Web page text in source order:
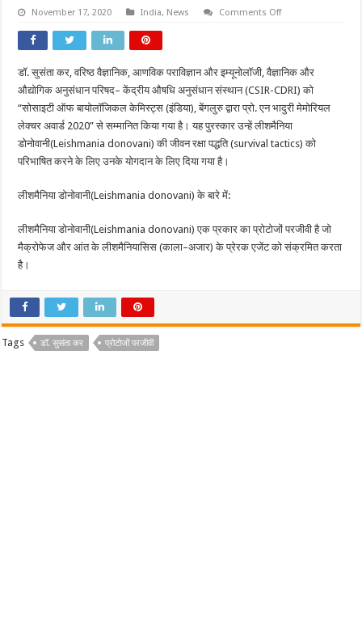
November 17, 2020 India, News Comments Offon
प्रो.
ए.
एन.
भादुड़ी
मेमोरियल
लेक्चर
अवार्ड-2020
से
किया
डॉ.सुसंता कर,वरिष्ठ वैज्ञानिक,आणविक पराविज्ञान और इम्यूनोलॉजी,वैज्ञानिक और
औद्योगिक अनुसंधान परिषद–केंद्रीय औषधि अनुसंधान संस्थान(CSIR-CDRI)को
“सोसाइटी ऑफ बायोलॉजिकल केमिस्ट्स (इंडिया),बेंगलुरु द्वारा प्रो.एन भादुरी मेमोरियल
लेक्चर अवार्ड 2020”से सम्मानित किया गया है। यह पुरस्कार उन्हें लीशमैनिया
डोनोवानी(Leishmania donovani)की जीवन रक्षा पद्धति(survival tactics)को
परिभाषित करने के लिए उनके योगदान के लिए दिया गया है।
लीशमैनिया डोनोवानी(Leishmania donovani)के बारे में:
लीशमैनिया डोनोवानी(Leishmania donovani)एक प्रकार का प्रोटोजों परजीवी है जो
मैक्रोफेज और आंत के लीशमैनियासिस (काला–अजार)के प्रेरक एजेंट को संक्रमित करता
है।
Tags डॉ. सुसंता कर प्रोटोजों परजीवी